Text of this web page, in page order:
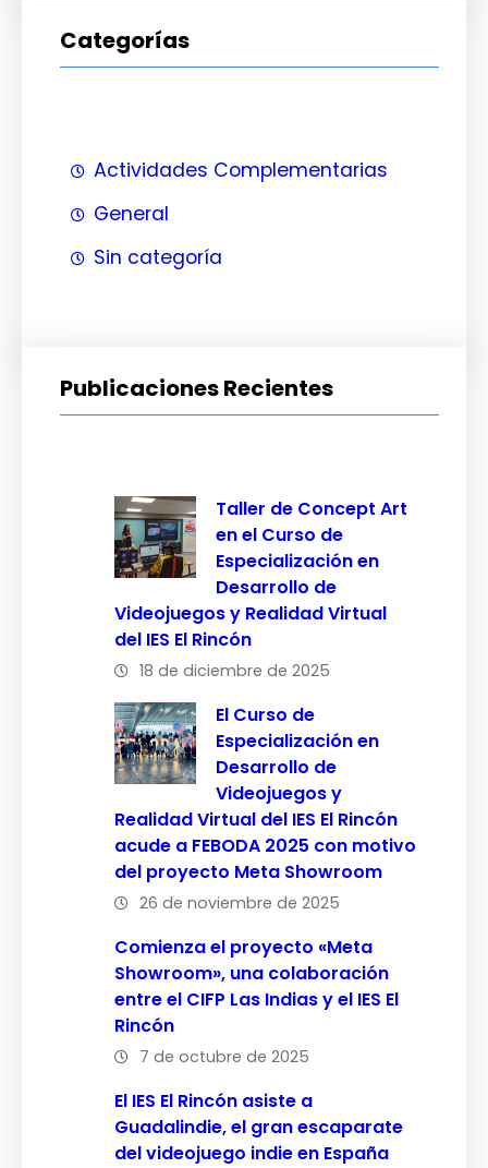
Categorías
Actividades Complementarias
General
Sin categoría
Publicaciones Recientes
Taller de Concept Art
en el Curso de
Especialización en
Desarrollo de
Videojuegos y Realidad Virtual
del IES El Rincón
18 de diciembre de 2025
El Curso de
Especialización en
Desarrollo de
Videojuegos y
Realidad Virtual del IES El Rincón
acude a FEBODA 2025 con motivo
del proyecto Meta Showroom
26 de noviembre de 2025
Comienza el proyecto «Meta
Showroom», una colaboración
entre el CIFP Las Indias y el IES El
Rincón
7 de octubre de 2025
El IES El Rincón asiste a
Guadalindie, el gran escaparate
del videojuego indie en España